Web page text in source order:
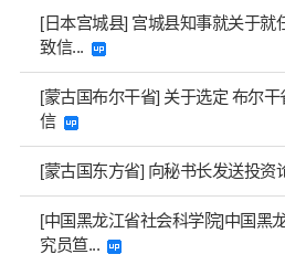
[日本宫城县] 宫城县知事就关于就
致信...
[蒙古国布尔干省] 关于选定 布尔
信
[蒙古国东方省] 向秘书长发送投资
[中国黑龙江省社会科学院]中国黑
究员笪...